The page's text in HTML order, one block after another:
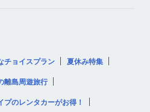
チョイスプラン 夏休み特集
離島周遊旅行
のレンタカーがお得！